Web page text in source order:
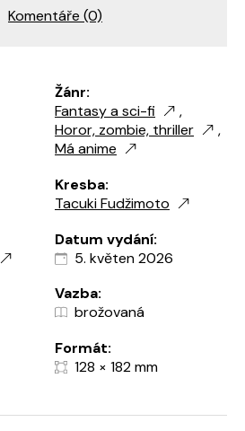
Žánr:
Fantasy a sci-fi
,
Horor, zombie, thriller
,
Má anime
Kresba:
Tacuki Fudžimoto
Datum vydání:
5. květen 2026
Vazba:
brožovaná
Formát:
128 × 182 mm
Komentáře (0)